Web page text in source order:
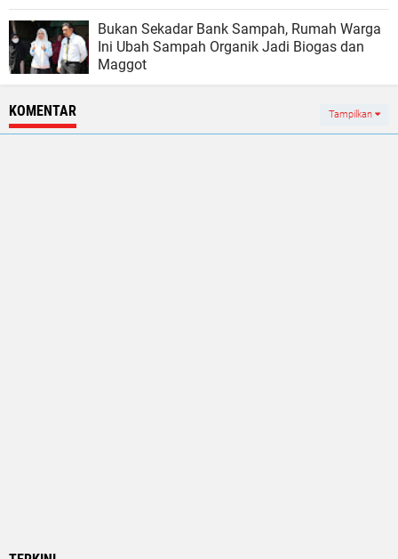
Bukan Sekadar Bank Sampah, Rumah Warga
Ini Ubah Sampah Organik Jadi Biogas dan
Maggot
KOMENTAR Tampilkan